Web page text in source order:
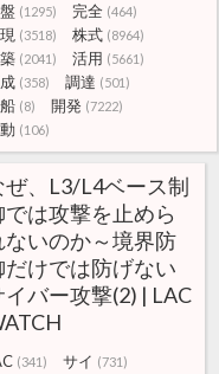
(1295) 完全 (464)
(3518) 株式 (8964)
(2041) 活用 (5661)
(358) 調達 (501)
(8) 開発 (7222)
(106)
ぜ、L3/L4ベース制
では攻撃を止めら
ないのか～境界防
だけでは防げない
イバー攻撃(2) | LAC
(341) サイ (731)